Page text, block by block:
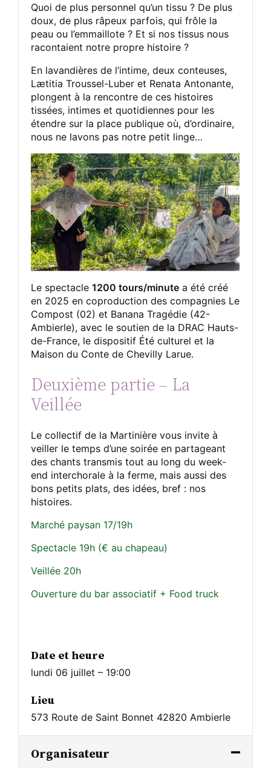
Quoi de plus personnel qu’un tissu ? De plus
doux, de plus râpeux parfois, qui frôle la
peau ou l’emmaillote ? Et si nos tissus nous
racontaient notre propre histoire ?
En lavandières de l’intime, deux conteuses,
Lætitia Troussel-Luber et Renata Antonante,
plongent à la rencontre de ces histoires
tissées, intimes et quotidiennes pour les
étendre sur la place publique où, d’ordinaire,
nous ne lavons pas notre petit linge…
Le spectacle1200 tours/minute a été créé
en 2025 en coproduction des compagnies Le
Compost (02) et Banana Tragédie (42-
Ambierle), avec le soutien de la DRAC Hauts-
de-France, le dispositif Été culturel et la
Maison du Conte de Chevilly Larue.
Deuxième partie – La
Veillée
Le collectif de la Martinière vous invite à
veiller le temps d’une soirée en partageant
des chants transmis tout au long du week-
end interchorale à la ferme, mais aussi des
bons petits plats, des idées, bref : nos
histoires.
Marché paysan 17/19h
Spectacle 19h (€ au chapeau)
Veillée 20h
Ouverture du bar associatif + Food truck
Date et heure
lundi 06 juillet – 19:00
Lieu
573 Route de Saint Bonnet 42820 Ambierle
Organisateur